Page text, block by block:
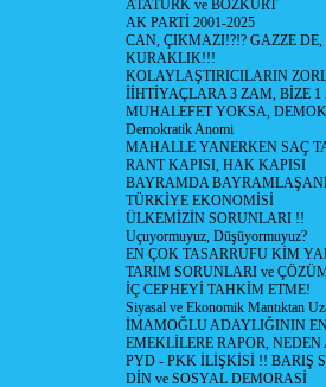
ATATÜRK ve BOZKURT
AK PARTİ 2001-2025
CAN, ÇIKMAZI!?!? GAZZE
KURAKLIK!!!
KOLAYLAŞTIRICILARIN
İİHTİYAÇLARA 3 ZAM, BİZE
MUHALEFET YOKSA,
Demokratik Anomi
MAHALLE YANERKEN SAÇ
RANT KAPISI, HAK KAPISI
BAYRAMDA
TÜRKİYE EKONOMİSİ
ÜLKEMİZİN SORUNLARI !!
Uçuyormuyuz, Düşüyormuyuz?
EN ÇOK TASARRUFU KİM
TARIM SORUNLARI ve
İÇ CEPHEYİ TAHKİM ETME!
Siyasal ve Ekonomik Mantıktan
İMAMOĞLU ADAYLIĞININ
EMEKLİLERE RAPOR,
PYD - PKK İLİŞKİSİ !! BARIŞ
DİN ve SOSYAL DEMORASİ